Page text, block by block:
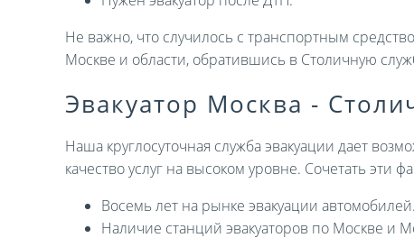
Не важно, что случилось с транспортным
Москве и области, обратившись в Столичную
Эвакуатор Москва -
Наша круглосуточная служба эвакуации дает
качество услуг на высоком уровне. Сочетать эти
Восемь лет на рынке эвакуации автомобилей.
Наличие станций эвакуаторов по Москве и